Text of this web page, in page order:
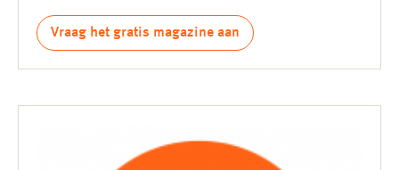
Vraag het gratis magazine aan